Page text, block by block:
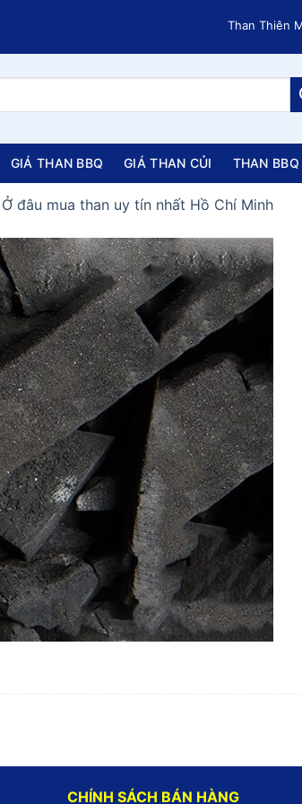
Than Thiên
GIÁ THAN BBQ GIÁ THAN CỦI THAN BBQ
đâu mua than uy tín nhất Hồ Chí Minh
CHÍNH SÁCH BÁN HÀNG